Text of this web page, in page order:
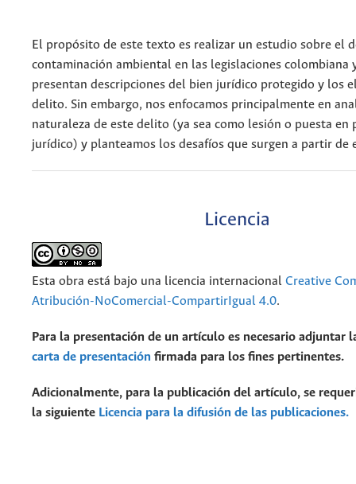
El propósito de este texto es realizar un estudio sobre el
contaminación ambiental en las legislaciones colombiana
presentan descripciones del bien jurídico protegido y los
delito. Sin embargo, nos enfocamos principalmente en
naturaleza de este delito (ya sea como lesión o puesta en
jurídico) y planteamos los desafíos que surgen a partir de
Licencia
Esta obra está bajo una licencia internacional Creative
Atribución-NoComercial-CompartirIgual 4.0.
Para la presentación de un artículo es necesario adjuntar
carta de presentación firmada para los fines pertinentes.
Adicionalmente, para la publicación del artículo, se
la siguiente Licencia para la difusión de las publicaciones.